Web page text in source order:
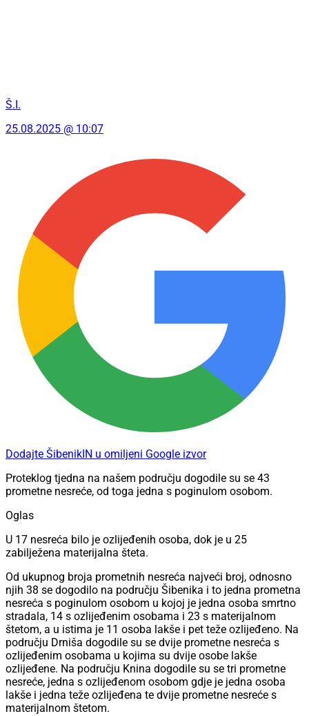
Š.I.
25.08.2025 @ 10:07
Dodajte ŠibenikIN u omiljeni Google izvor
Proteklog tjedna na našem području dogodile su se 43
prometne nesreće, od toga jedna s poginulom osobom.
Oglas
U 17 nesreća bilo je ozlijeđenih osoba, dok je u 25
zabilježena materijalna šteta.
Od ukupnog broja prometnih nesreća najveći broj, odnosno
njih 38 se dogodilo na području Šibenika i to jedna prometna
nesreća s poginulom osobom u kojoj je jedna osoba smrtno
stradala, 14 s ozlijeđenim osobama i 23 s materijalnom
štetom, a u istima je 11 osoba lakše i pet teže ozlijeđeno. Na
području Drniša dogodile su se dvije prometne nesreća s
ozlijeđenim osobama u kojima su dvije osobe lakše
ozlijeđene. Na području Knina dogodile su se tri prometne
nesreće, jedna s ozlijeđenom osobom gdje je jedna osoba
lakše i jedna teže ozlijeđena te dvije prometne nesreće s
materijalnom štetom.